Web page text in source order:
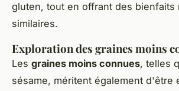
gluten, tout en offrant des bienfaits
similaires.
Exploration des graines moins
Les graines moins connues, telles
sésame, méritent également d'être